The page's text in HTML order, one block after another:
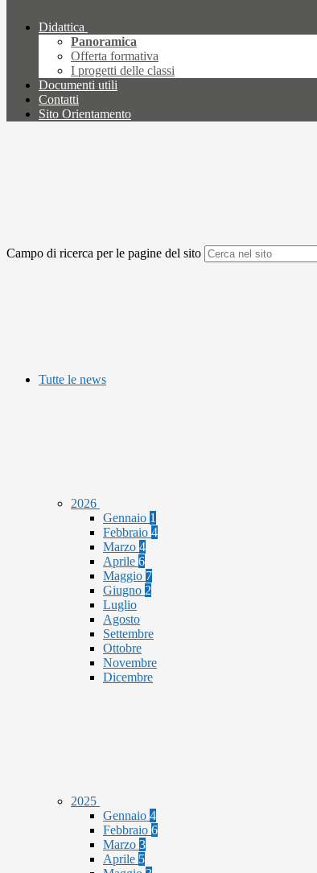
Didattica
Panoramica
Offerta formativa
I progetti delle classi
Documenti utili
Contatti
Sito Orientamento
Campo di ricerca per le pagine del sito
Tutte le news
2026
Gennaio 1
Febbraio 4
Marzo 4
Aprile 6
Maggio 7
Giugno 2
Luglio
Agosto
Settembre
Ottobre
Novembre
Dicembre
2025
Gennaio 4
Febbraio 6
Marzo 3
Aprile 5